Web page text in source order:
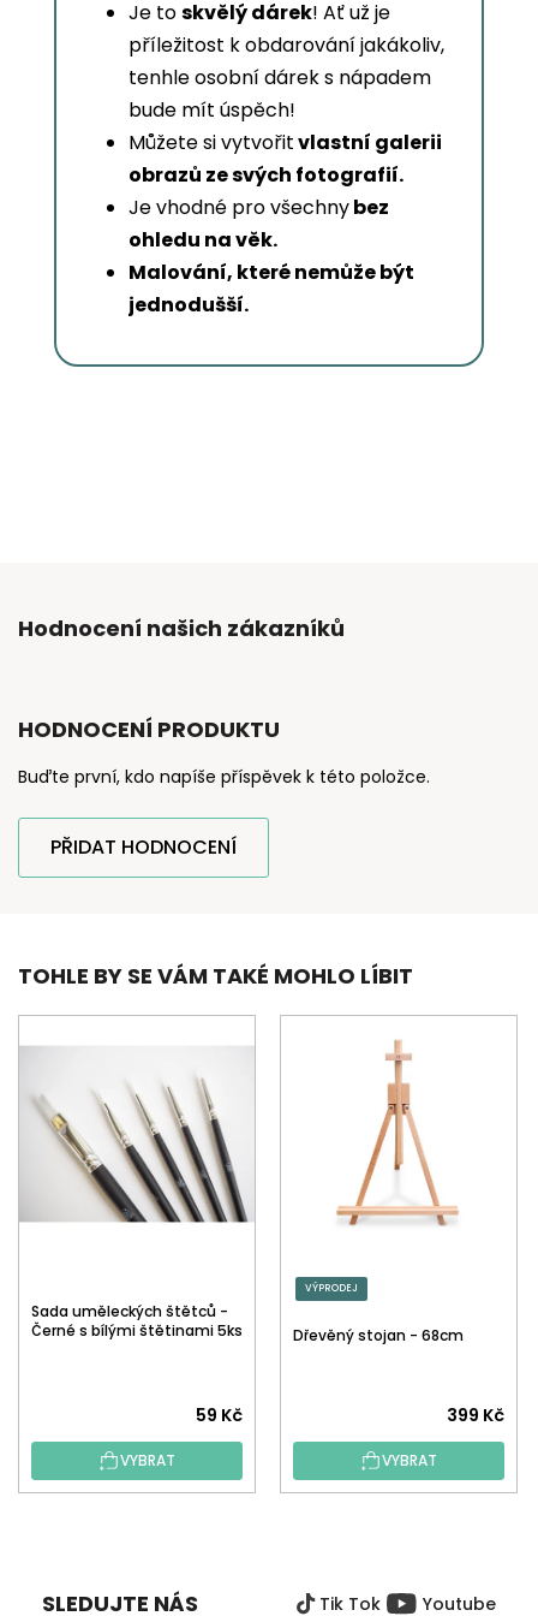
Je toskvělý dárek! Ať už je
příležitost k obdarování jakákoliv,
tenhle osobní dárek s nápadem
bude mít úspěch!
Můžete si vytvořitvlastní galerii
obrazů ze svých fotografií.
Je vhodné pro všechnybez
ohledu na věk.
Malování, které nemůže být
jednodušší.
Hodnocení našich zákazníků
HODNOCENÍ PRODUKTU
Buďte první, kdo napíše příspěvek k této položce.
PŘIDAT HODNOCENÍ
TOHLE BY SE VÁM TAKÉ MOHLO LÍBIT
Sada uměleckých štětců -
Černé s bílými štětinami 5ks
59 Kč
VYBRAT
VÝPRODEJ
Dřevěný stojan - 68cm
399 Kč
VYBRAT
SLEDUJTE NÁS Tik Tok Youtube